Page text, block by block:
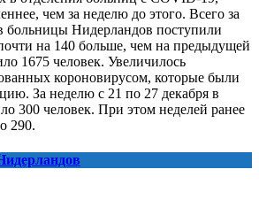
чем за неделю до этого. Всего за
Нидерландов поступили
на 140 больше, чем на предыдущей
1675 человек. Увеличилось
короновирусом, которые были
За неделю с 21 по 27 декабря в
300 человек. При этом неделей ранее
290.